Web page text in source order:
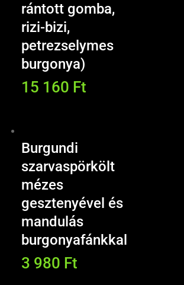
rántott gomba,
rizi-bizi,
petrezselymes
burgonya)
15 160 Ft
Burgundi
szarvaspörkölt
mézes
gesztenyével és
mandulás
burgonyafánkkal
3 980 Ft